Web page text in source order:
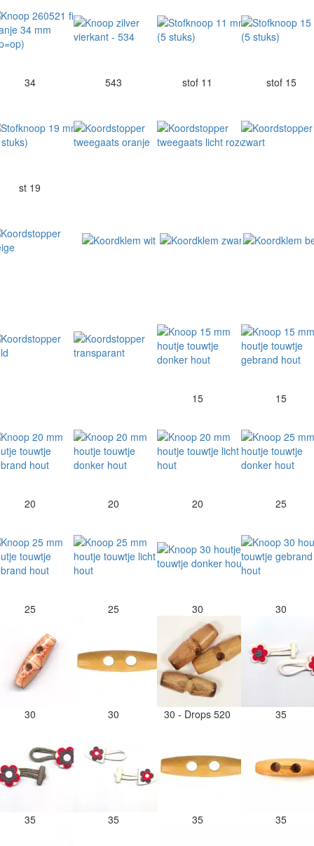
34 543 stof 11 stof 15
st 19
15 15
20 20 20 25
25 25 30 30
30 30 30 - Drops 520 35
35 35 35 35